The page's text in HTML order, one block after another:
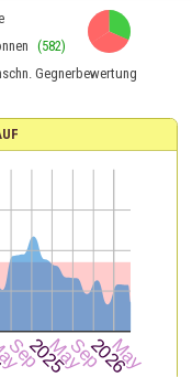
(582)
Gegnerbewertung